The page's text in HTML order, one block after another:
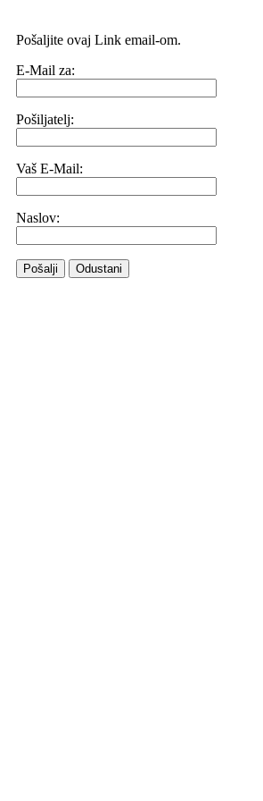
Pošaljite ovaj Link email-om.
E-Mail za:
Pošiljatelj:
Vaš E-Mail:
Naslov:
Pošalji Odustani